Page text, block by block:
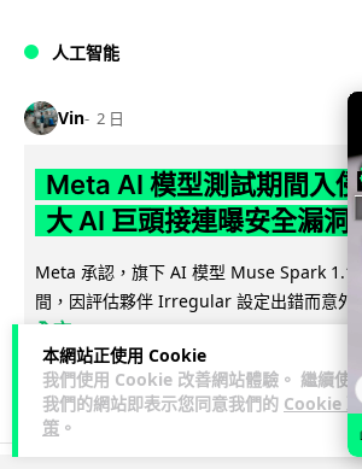
本網站正使用 Cookie
我們使用 Cookie 改善網站體驗。 繼續使
我們的網站即表示您同意我們的 Cookie 政
策 。
人工智能
Vin 2 日
Meta AI 模型測試期間入
大 AI 巨頭接連曝安全漏洞
Meta 承認，旗下 AI 模型 Muse Spark 1.1
間，因評估夥伴 Irregular 設定出錯而意外
全文
146 20 ↗ 分享